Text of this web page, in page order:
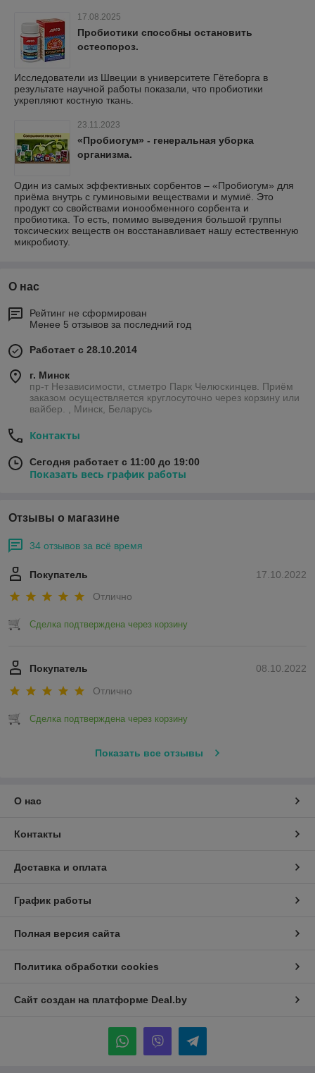
17.08.2025
Пробиотики способны остановить
остеопороз.
Исследователи из Швеции в университете Гётеборга в
результате научной работы показали, что пробиотики
укрепляют костную ткань.
23.11.2023
«Пробиогум» - генеральная уборка
организма.
Один из самых эффективных сорбентов – «Пробиогум» для
приёма внутрь с гуминовыми веществами и мумиё. Это
продукт со свойствами ионообменного сорбента и
пробиотика. То есть, помимо выведения большой группы
токсических веществ он восстанавливает нашу естественную
микробиоту.
О нас
Рейтинг не сформирован
Менее 5 отзывов за последний год
Работает с 28.10.2014
г. Минск
пр-т Независимости, ст.метро Парк Челюскинцев. Приём
заказом осуществляется круглосуточно через корзину или
вайбер. , Минск, Беларусь
Контакты
Сегодня работает с 11:00 до 19:00
Показать весь график работы
Отзывы о магазине
34 отзывов за всё время
17.10.2022
Покупатель
Отлично
Сделка подтверждена через корзину
08.10.2022
Покупатель
Отлично
Сделка подтверждена через корзину
Показать все отзывы
О нас
Контакты
Доставка и оплата
График работы
Полная версия сайта
Политика обработки cookies
Сайт создан на платформе Deal.by